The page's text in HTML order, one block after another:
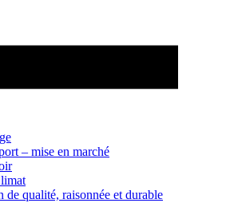
– mise en marché
de qualité, raisonnée et durable